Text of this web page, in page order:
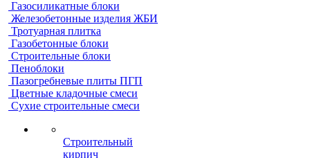
Газосиликатные блоки
Железобетонные изделия ЖБИ
Тротуарная плитка
Газобетонные блоки
Строительные блоки
Пеноблоки
Пазогребневые плиты ПГП
Цветные кладочные смеси
Сухие строительные смеси
Строительный
кирпич